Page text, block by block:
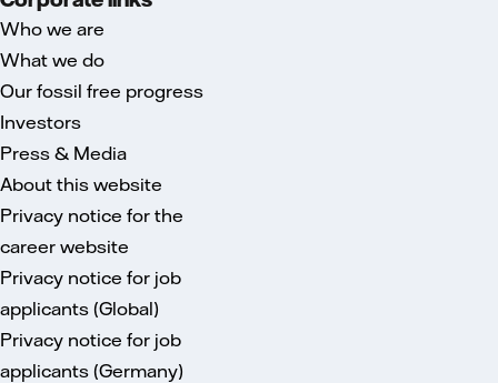
Who we are
What we do
Our fossil free progress
Investors
Press & Media
About this website
Privacy notice for the
career website
Privacy notice for job
applicants (Global)
Privacy notice for job
applicants (Germany)